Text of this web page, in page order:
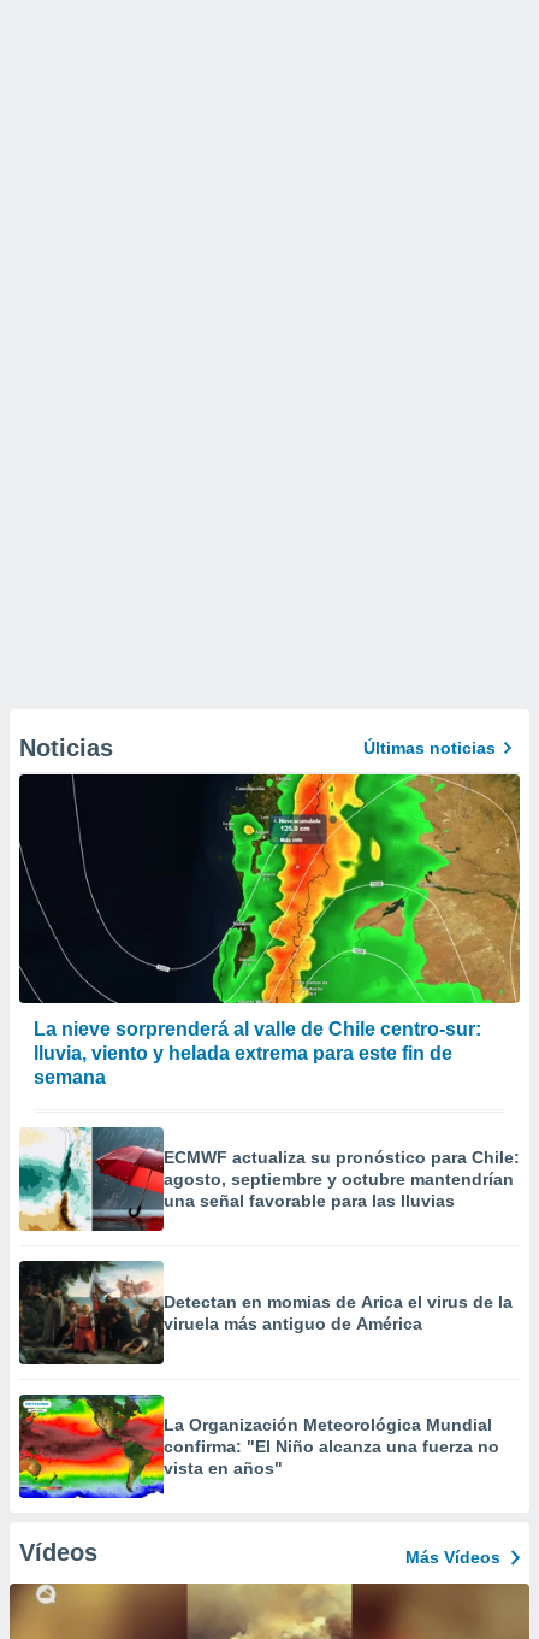
Noticias Últimas noticias
La nieve sorprenderá al valle de Chile centro-sur:
lluvia, viento y helada extrema para este fin de
semana
ECMWF actualiza su pronóstico para Chile:
agosto, septiembre y octubre mantendrían
una señal favorable para las lluvias
Detectan en momias de Arica el virus de la
viruela más antiguo de América
La Organización Meteorológica Mundial
confirma: "El Niño alcanza una fuerza no
vista en años"
Vídeos Más Vídeos